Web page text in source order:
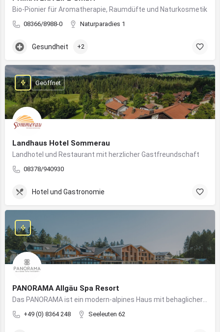
Bio-Pionier für Aromatherapie, Raumdüfte und Naturkosmetik
08366/8988-0 Naturparadies 1
Gesundheit +2
Landhaus Hotel Sommerau
Landhotel und Restaurant mit herzlicher Gastfreundschaft
08378/940930
Geöffnet
Hotel und Gastronomie
PANORAMA Allgäu Spa Resort
+49 (0) 8364 248 Seeleuten 62